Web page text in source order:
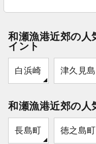
和瀬漁港近郊の人
イント
白浜崎 津久見島
和瀬漁港近郊の人
長島町 徳之島町